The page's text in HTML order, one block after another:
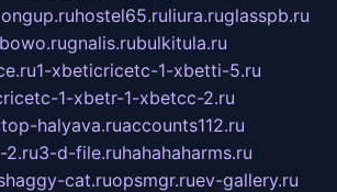
hostel65.ruliura.ruglasspb.ru
gnalis.rubulkitula.ru
1-xbeticricetc-1-xbetti-5.ru
1-xbetr-1-xbetcc-2.ru
top-halyava.ruaccounts112.ru
2.ru3-d-file.ruhahahaharms.ru
cat.ruopsmgr.ruev-gallery.ru